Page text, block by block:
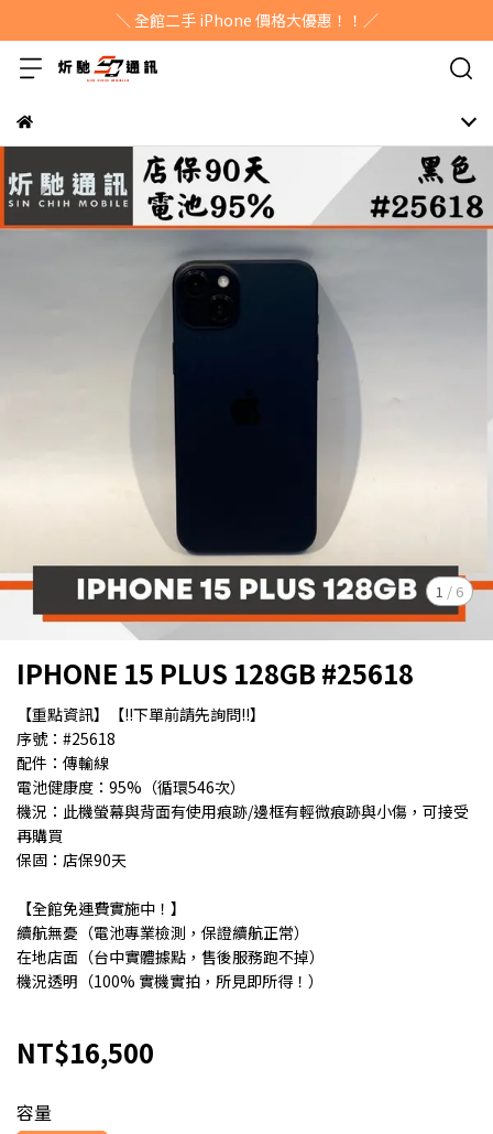
＼ 全館二手 iPhone 價格大優惠！！／
1 / 6
IPHONE 15 PLUS 128GB #25618
【重點資訊】【!!下單前請先詢問!!】
序號：#25618
配件：傳輸線
電池健康度：95%（循環546次）
機況：此機螢幕與背面有使用痕跡/邊框有輕微痕跡與小傷，可接受
再購買
保固：店保90天
【全館免運費實施中！】
續航無憂（電池專業檢測，保證續航正常）
在地店面（台中實體據點，售後服務跑不掉）
機況透明（100% 實機實拍，所見即所得！）
NT$16,500
容量